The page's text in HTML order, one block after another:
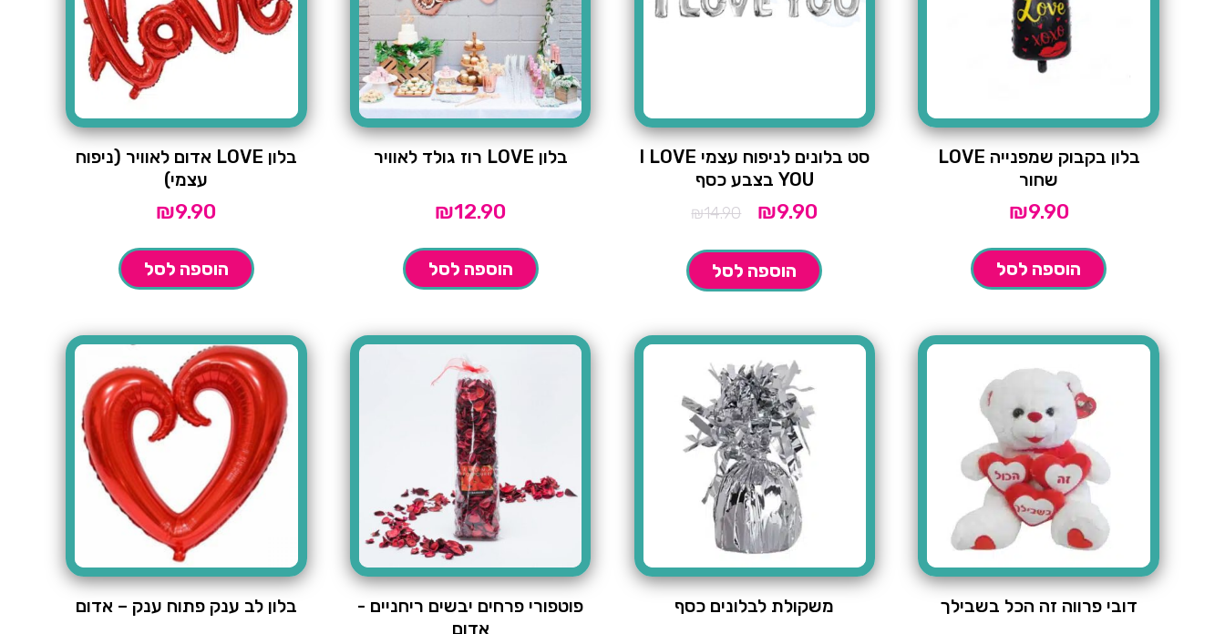
בלון בקבוק שמפנייה LOVE
שחור
₪9.90
הוספה לסל
סט בלונים לניפוח עצמי I LOVE
YOU בצבע כסף
₪14.90
המחיר
המקורי
₪14.90.
₪9.90המחיר
הוספה לסל
בלון LOVE רוז גולד לאוויר
₪12.90
הוספה לסל
בלון LOVE אדום לאוויר (ניפוח
עצמי)
₪9.90
הוספה לסל
דובי פרווה זה הכל בשבילך משקולת לבלונים כסף
פוטפורי פרחים יבשים ריחניים -
אדום
בלון לב ענק פתוח ענק – אדום